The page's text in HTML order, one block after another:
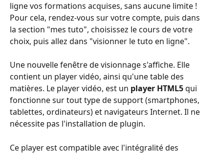
ligne vos formations acquises, sans aucune limite !
Pour cela, rendez-vous sur votre compte, puis dans
la section "mes tuto", choisissez le cours de votre
choix, puis allez dans "visionner le tuto en ligne".
Une nouvelle fenêtre de visionnage s'affiche. Elle
contient un player vidéo, ainsi qu'une table des
matières. Le player vidéo, est un player HTML5 qui
fonctionne sur tout type de support (smartphones,
tablettes, ordinateurs) et navigateurs Internet. Il ne
nécessite pas l'installation de plugin.
Ce player est compatible avec l'intégralité des